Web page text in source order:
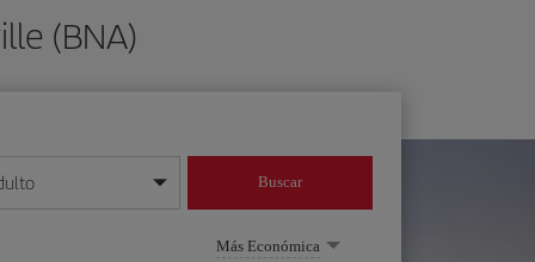
(BNA)
mes/año
Buscar
Más Económica